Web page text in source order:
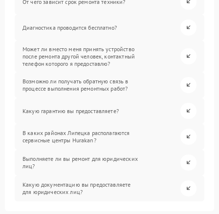
От чего зависит срок ремонта техники?
Диагностика проводится бесплатно?
Может ли вместо меня принять устройство
после ремонта другой человек, контактный
телефон которого я предоставлю?
Возможно ли получать обратную связь в
процессе выполнения ремонтных работ?
Какую гарантию вы предоставляете?
В каких районах Липецка располагаются
сервисные центры Hurakan?
Выполняете ли вы ремонт для юридических
лиц?
Какую документацию вы предоставляете
для юридических лиц?